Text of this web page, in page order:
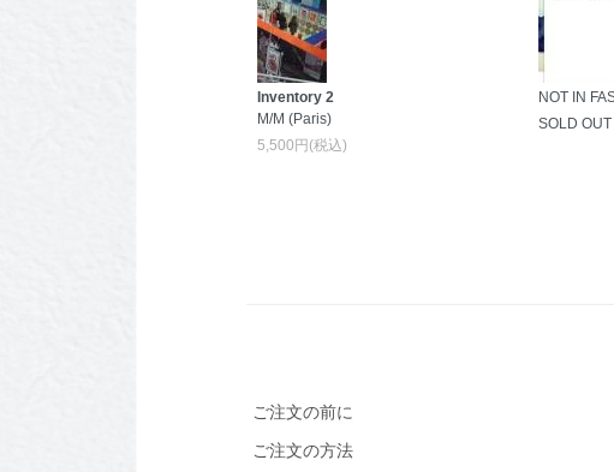
Inventory 2
M/M (Paris)
5,500円(税込)
NOT IN
SOLD OUT
ご注文の前に
ご注文の方法